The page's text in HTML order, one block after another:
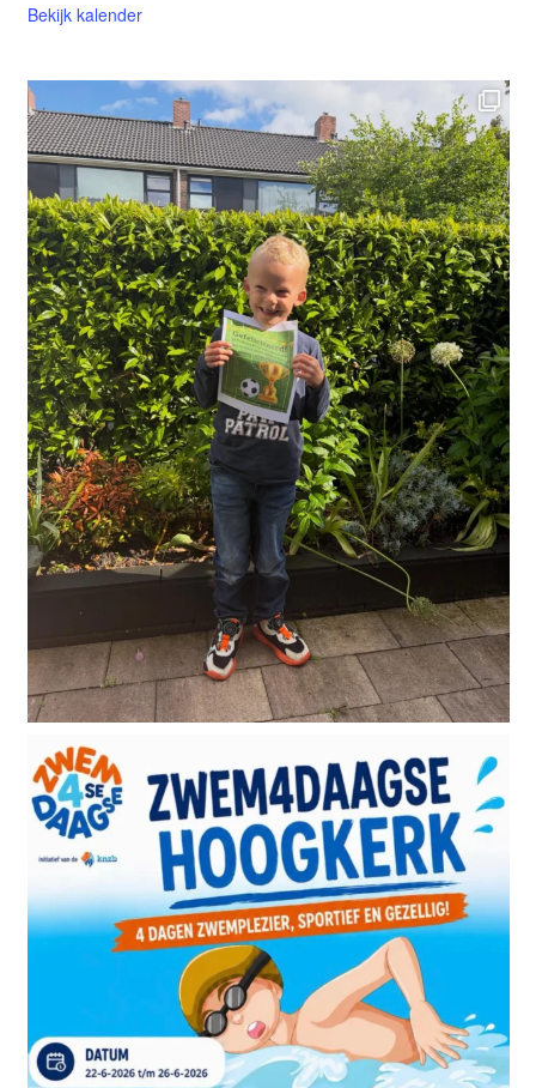
Bekijk kalender